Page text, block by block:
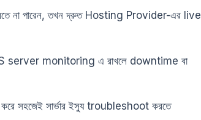
না পারেন, তখন দ্রুত Hosting Provider-এর live
server monitoring এ রাখলে downtime বা
সহজেই সার্ভার ইস্যু troubleshoot করতে